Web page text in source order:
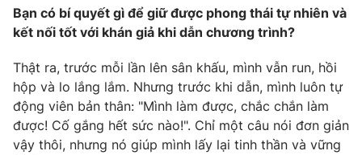
Bạn có bí quyết gì để giữ được phong thái tự nhiên và
kết nối tốt với khán giả khi dẫn chương trình?
Thật ra, trước mỗi lần lên sân khấu, mình vẫn run, hồi
hộp và lo lắng lắm. Nhưng trước khi dẫn, mình luôn tự
động viên bản thân: "Mình làm được, chắc chắn làm
được! Cố gắng hết sức nào!". Chỉ một câu nói đơn giản
vậy thôi, nhưng nó giúp mình lấy lại tinh thần và vững